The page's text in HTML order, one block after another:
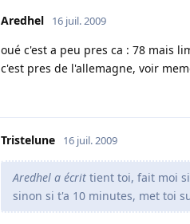
Aredhel 16 juil. 2009
oué c'est a peu pres ca : 78 mais
c'est pres de l'allemagne, voir
Tristelune 16 juil. 2009
Aredhel a écrit tient toi, fait moi
sinon si t'a 10 minutes, met toi